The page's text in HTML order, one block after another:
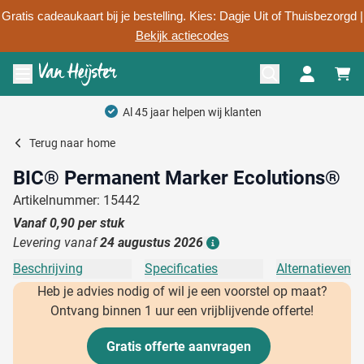
Gratis cadeaukaart bij je bestelling. Kies: Dagje Uit of Thuisbezorgd |
Bekijk actiecodes
Ga naar de inhoud
Menu openen
Al 45 jaar helpen wij klanten
Terug naar home
BIC® Permanent Marker Ecolutions®
Artikelnummer: 15442
Vanaf0,90 per stuk
Levering vanaf24 augustus 2026
Beschrijving Specificaties
Alternatieven
Heb je advies nodig of wil je een voorstel op maat?
Ontvang binnen 1 uur een vrijblijvende offerte!
Gratis offerte aanvragen